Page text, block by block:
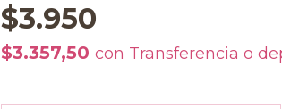
$3.950
$3.357,50con Transferencia o